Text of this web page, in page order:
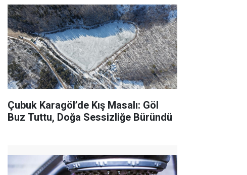
Çubuk Karagöl’de Kış Masalı: Göl
Buz Tuttu, Doğa Sessizliğe Büründü